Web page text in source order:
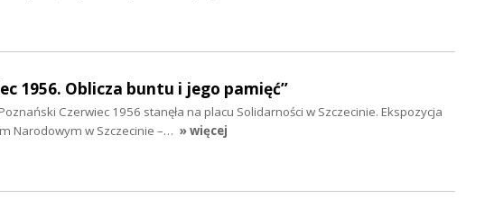
1956. Oblicza buntu i jego pamięć”
Czerwiec 1956 stanęła na placu Solidarności w Szczecinie. Ekspozycja
Narodowym w Szczecinie –… » więcej